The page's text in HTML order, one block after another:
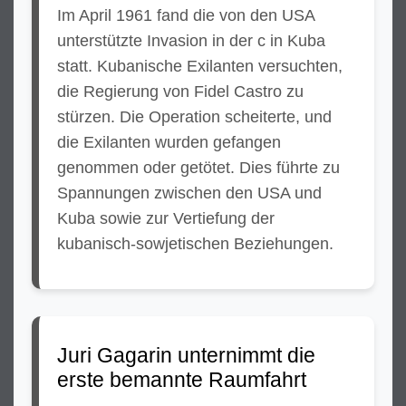
Im April 1961 fand die von den USA
unterstützte Invasion in der c in Kuba
statt. Kubanische Exilanten versuchten,
die Regierung von Fidel Castro zu
stürzen. Die Operation scheiterte, und
die Exilanten wurden gefangen
genommen oder getötet. Dies führte zu
Spannungen zwischen den USA und
Kuba sowie zur Vertiefung der
kubanisch-sowjetischen Beziehungen.
Juri Gagarin unternimmt die
erste bemannte Raumfahrt